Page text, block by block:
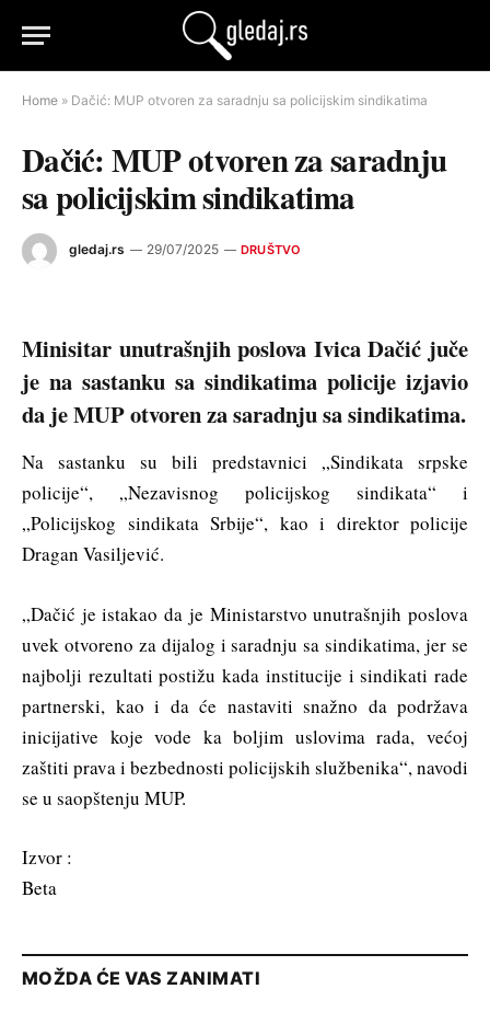
Home » Dačić: MUP otvoren za saradnju sa policijskim sindikatima
Dačić: MUP otvoren za saradnju
sa policijskim sindikatima
gledaj.rs 29/07/2025 DRUŠTVO
Minisitar unutrašnjih poslova Ivica Dačić juče
je na sastanku sa sindikatima policije izjavio
da je MUP otvoren za saradnju sa sindikatima.
Na sastanku su bili predstavnici „Sindikata srpske
policije“, „Nezavisnog policijskog sindikata“ i
„Policijskog sindikata Srbije“, kao i direktor policije
Dragan Vasiljević.
„Dačić je istakao da je Ministarstvo unutrašnjih poslova
uvek otvoreno za dijalog i saradnju sa sindikatima, jer se
najbolji rezultati postižu kada institucije i sindikati rade
partnerski, kao i da će nastaviti snažno da podržava
inicijative koje vode ka boljim uslovima rada, većoj
zaštiti prava i bezbednosti policijskih službenika“, navodi
se u saopštenju MUP.
Izvor :
Beta
MOŽDA ĆE VAS ZANIMATI